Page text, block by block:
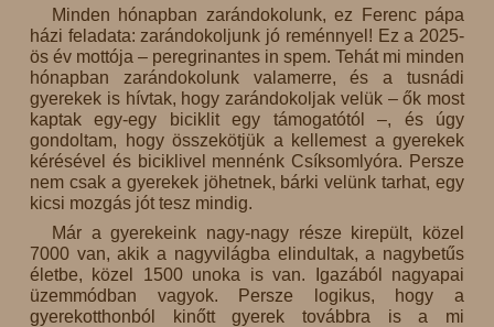
Minden hónapban zarándokolunk, ez Ferenc pápa
házi feladata: zarándokoljunk jó reménnyel! Ez a 2025-
ös év mottója – peregrinantes in spem. Tehát mi minden
hónapban zarándokolunk valamerre, és a tusnádi
gyerekek is hívtak, hogy zarándokoljak velük – ők most
kaptak egy-egy biciklit egy támogatótól –, és úgy
gondoltam, hogy összekötjük a kellemest a gyerekek
kérésével és biciklivel mennénk Csíksomlyóra. Persze
nem csak a gyerekek jöhetnek, bárki velünk tarhat, egy
kicsi mozgás jót tesz mindig.
Már a gyerekeink nagy-nagy része kirepült, közel
7000 van, akik a nagyvilágba elindultak, a nagybetűs
életbe, közel 1500 unoka is van. Igazából nagyapai
üzemmódban vagyok. Persze logikus, hogy a
gyerekotthonból kinőtt gyerek továbbra is a mi